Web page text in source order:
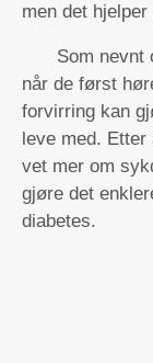
men det
Som nevnt
når de først
forvirring kan
leve med. Etter
vet mer om
gjøre det
diabetes.